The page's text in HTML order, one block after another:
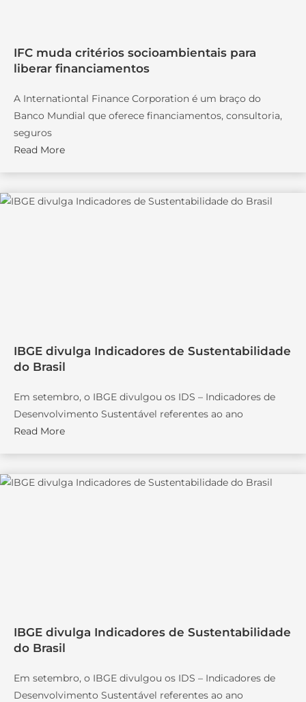
IFC muda critérios socioambientais para
liberar financiamentos
A Internationtal Finance Corporation é um braço do
Banco Mundial que oferece financiamentos, consultoria,
seguros
Read More
IBGE divulga Indicadores de Sustentabilidade
do Brasil
Em setembro, o IBGE divulgou os IDS – Indicadores de
Desenvolvimento Sustentável referentes ao ano
Read More
IBGE divulga Indicadores de Sustentabilidade
do Brasil
Em setembro, o IBGE divulgou os IDS – Indicadores de
Desenvolvimento Sustentável referentes ao ano